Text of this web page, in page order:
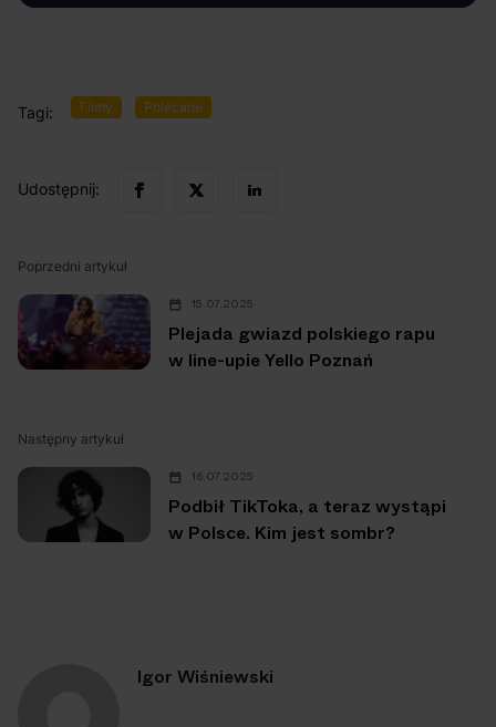
Tagi: Filmy Polecane
Udostępnij:
Poprzedni artykuł
15.07.2025
Plejada gwiazd polskiego rapu
w line-upie Yello Poznań
Następny artykuł
16.07.2025
Podbił TikToka, a teraz wystąpi
w Polsce. Kim jest sombr?
Igor Wiśniewski